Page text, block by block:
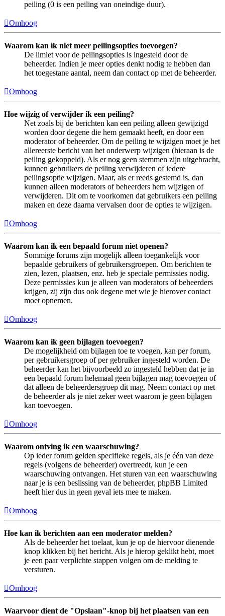
peiling (0 is een peiling van oneindige duur).
Omhoog
Waarom kan ik niet meer peilingsopties toevoegen?
De limiet voor de peilingsopties is ingesteld door de
beheerder. Indien je meer opties denkt nodig te hebben dan
het toegestane aantal, neem dan contact op met de beheerder.
Omhoog
Hoe wijzig of verwijder ik een peiling?
Net zoals bij de berichten kan een peiling alleen gewijzigd
worden door degene die hem gemaakt heeft, en door een
moderator of beheerder. Om de peiling te wijzigen moet je het
allereerste bericht van het onderwerp wijzigen (hieraan is de
peiling gekoppeld). Als er nog geen stemmen zijn uitgebracht,
kunnen gebruikers de peiling verwijderen of iedere
peilingsoptie wijzigen. Maar, als er reeds gestemd is, dan
kunnen alleen moderators of beheerders hem wijzigen of
verwijderen. Dit om te voorkomen dat gebruikers een peiling
maken en deze daarna vervalsen door de opties te wijzigen.
Omhoog
Waarom kan ik een bepaald forum niet openen?
Sommige forums zijn mogelijk alleen toegankelijk voor
bepaalde gebruikers of gebruikersgroepen. Om berichten te
zien, lezen, plaatsen, enz. heb je speciale permissies nodig.
Deze permissies kun je alleen van moderators of beheerders
krijgen, zij zijn dus ook degene met wie je hierover contact
moet opnemen.
Omhoog
Waarom kan ik geen bijlagen toevoegen?
De mogelijkheid om bijlagen toe te voegen, kan per forum,
per gebruikersgroep of per gebruiker ingesteld worden. De
beheerder kan het bijvoorbeeld zo ingesteld hebben dat je in
een bepaald forum helemaal geen bijlagen mag toevoegen of
dat alleen de beheerdersgroep dit mag. Neem contact op met
de beheerder als je niet zeker weet waarom je geen bijlagen
kan toevoegen.
Omhoog
Waarom ontving ik een waarschuwing?
Op ieder forum gelden specifieke regels, als je één van deze
regels (volgens de beheerder) overtreedt, kun je een
waarschuwing ontvangen. Het sturen van een waarschuwing
naar je is een beslissing van de beheerder, phpBB Limited
heeft hier dus in geen geval iets mee te maken.
Omhoog
Hoe kan ik berichten aan een moderator melden?
Als de beheerder het toelaat, kun je op de hiervoor dienende
knop klikken bij het bericht. Als je hierop geklikt hebt, moet
je een paar verplichte stappen volgen om de melding te
versturen.
Omhoog
Waarvoor dient de "Opslaan"-knop bij het plaatsen van een